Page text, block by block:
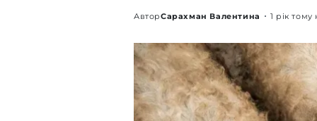
АвторСарахман Валентина 1 рік тому